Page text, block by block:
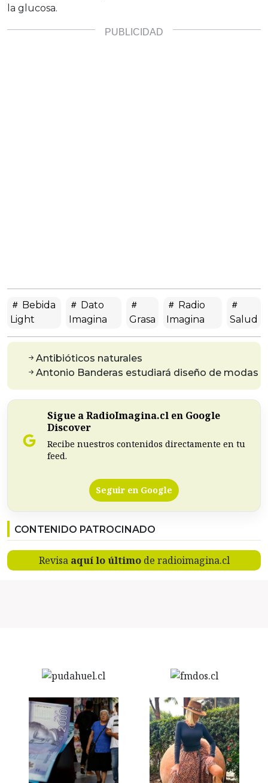
la glucosa.
Bebida
Light
Dato
Imagina
Grasa
Radio
Imagina
Salud
Antibióticos naturales
Antonio Banderas estudiará diseño de modas
Sigue a RadioImagina.cl en Google
Discover
Recibe nuestros contenidos directamente en tu
feed.
Seguir en Google
CONTENIDO PATROCINADO
Revisa aquí lo últimode radioimagina.cl